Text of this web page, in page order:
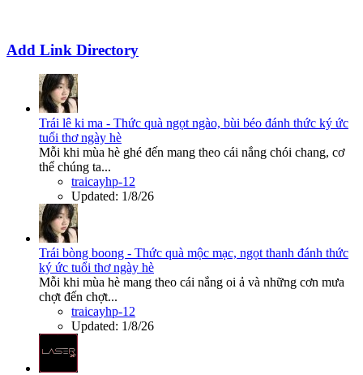
Add Link Directory
Trái lê ki ma - Thức quà ngọt ngào, bùi béo đánh thức ký ức
tuổi thơ ngày hè
Mỗi khi mùa hè ghé đến mang theo cái nắng chói chang, cơ
thể chúng ta...
traicayhp-12
Updated: 1/8/26
Trái bòng boong - Thức quà mộc mạc, ngọt thanh đánh thức
ký ức tuổi thơ ngày hè
Mỗi khi mùa hè mang theo cái nắng oi ả và những cơn mưa
chợt đến chợt...
traicayhp-12
Updated: 1/8/26